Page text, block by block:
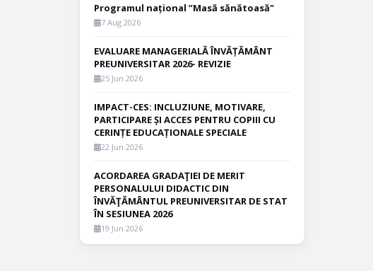
Programul național ”Masă sănătoasă"
7 Aug 2026
EVALUARE MANAGERIALĂ ÎNVĂȚĂMÂNT
PREUNIVERSITAR 2026- REVIZIE
25 Jun 2026
IMPACT-CES: INCLUZIUNE, MOTIVARE,
PARTICIPARE ȘI ACCES PENTRU COPIII CU
CERINȚE EDUCAȚIONALE SPECIALE
22 Jun 2026
ACORDAREA GRADAŢIEI DE MERIT
PERSONALULUI DIDACTIC DIN
ÎNVĂŢĂMÂNTUL PREUNIVERSITAR DE STAT
ÎN SESIUNEA 2026
19 Jun 2026